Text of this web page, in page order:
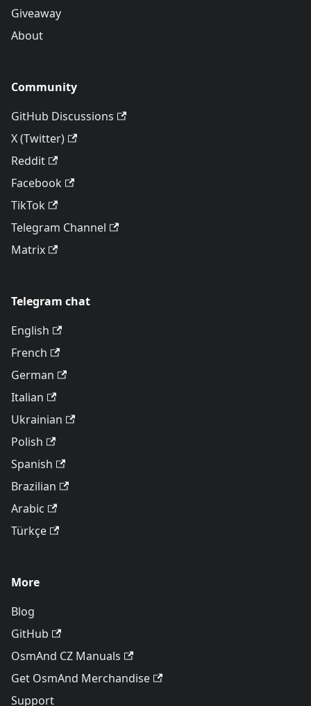
Giveaway
About
Community
GitHub Discussions
X (Twitter)
Reddit
Facebook
TikTok
Telegram Channel
Matrix
Telegram chat
English
French
German
Italian
Ukrainian
Polish
Spanish
Brazilian
Arabic
Türkçe
More
Blog
GitHub
OsmAnd CZ Manuals
Get OsmAnd Merchandise
Support